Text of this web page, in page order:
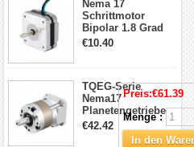
Nema 17
Schrittmotor
Bipolar 1.8 Grad
8.7Ncm 1A 3.5V 4
€10.40
TQEG-Serie
Nema17
Planetengetriebe
10:1 Spiel 15Arc-
min für Nema 17
€42.42
Preis:€61.39
Menge :
In den